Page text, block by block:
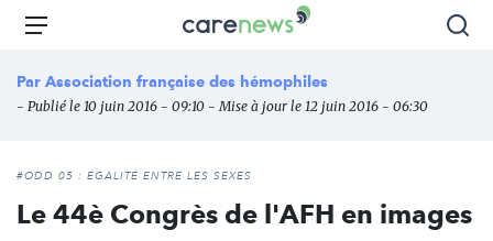
Aller
principal
Carenews,
média
des
l'engagement
Menu
Par Association française des hémophiles
- Publié le 10 juin 2016 - 09:10 - Mise à jour le 12 juin 2016 - 06:30
#ODD 05 : ÉGALITÉ ENTRE LES SEXES
Le 44è Congrès de l'AFH en images